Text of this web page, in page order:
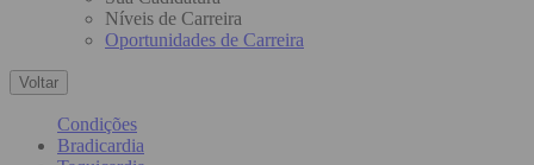
Níveis de Carreira
Oportunidades de Carreira
Voltar
Condições
Bradicardia